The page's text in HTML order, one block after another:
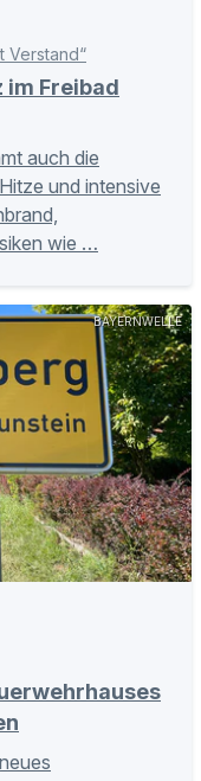
Verstand“
im Freibad
auch die
und intensive
wie …
BAYERNWELLE